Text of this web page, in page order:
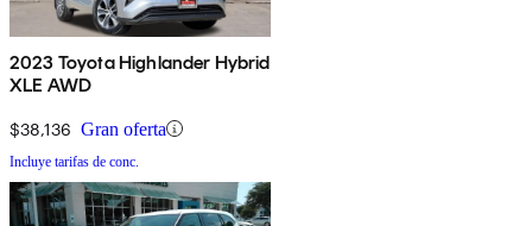
2023 Toyota Highlander Hybrid
XLE AWD
$38,136 Gran oferta
Incluye tarifas de conc.